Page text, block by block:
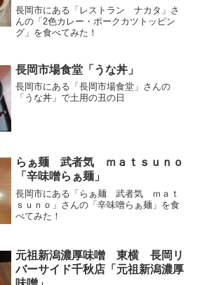
長岡市にある「レストラン ナカタ」さ
んの「2色カレー・ポークカツトッピン
グ」を食べてみた！
長岡市場食堂「うな丼」
長岡市にある「長岡市場食堂」さんの
「うな丼」で土用の丑の日
らぁ麺 武者気 ｍａｔｓｕｎｏ
「辛味噌らぁ麺」
長岡市にある「らぁ麺 武者気 ｍａｔ
ｓｕｎｏ」さんの「辛味噌らぁ麺」を食
べてみた！
元祖新潟濃厚味噌 東横 長岡リ
バーサイド千秋店「元祖新潟濃厚